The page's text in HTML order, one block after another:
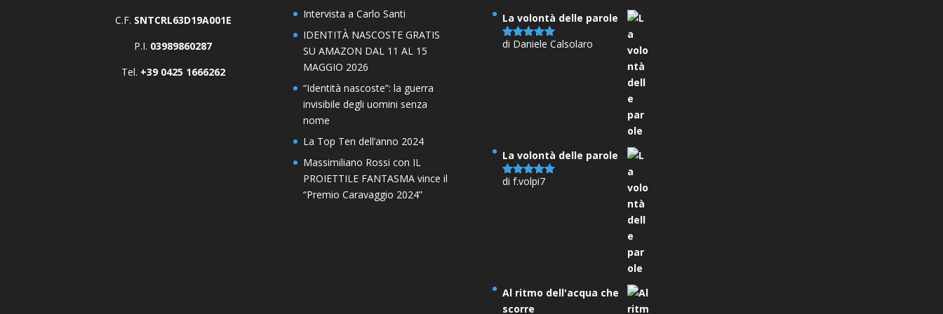
C.F. SNTCRL63D19A001E
P.I. 03989860287
Tel. +39 0425 1666262
Intervista a Carlo Santi
IDENTITÀ NASCOSTE GRATIS
SU AMAZON DAL 11 AL 15
MAGGIO 2026
“Identità nascoste”: la guerra
invisibile degli uomini senza
nome
La Top Ten dell’anno 2024
Massimiliano Rossi con IL
PROIETTILE FANTASMA vince il
“Premio Caravaggio 2024”
La volontà delle parole
Valutato 5
di Daniele Calsolaro
La volontà delle parole
Valutato 5
di f.volpi7
Al ritmo dell'acqua che
scorre